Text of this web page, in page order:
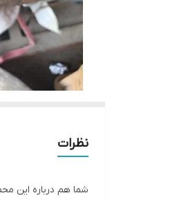
نظرات
شما هم درباره این